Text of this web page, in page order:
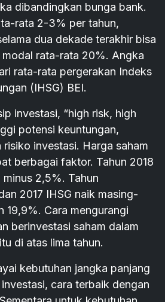
dibandingkan bunga bank.
rata 2-3% per tahun,
dua dekade terakhir bisa
rata-rata 20%. Angka
rata-rata pergerakan Indeks
(IHSG) BEI.
investasi, “high risk, high
potensi keuntungan,
investasi. Harga saham
berbagai faktor. Tahun 2018
minus 2,5%. Tahun
2017 IHSG naik masing-
19,9%. Cara mengurangi
berinvestasi saham dalam
di atas lima tahun.
kebutuhan jangka panjang
cara terbaik dengan